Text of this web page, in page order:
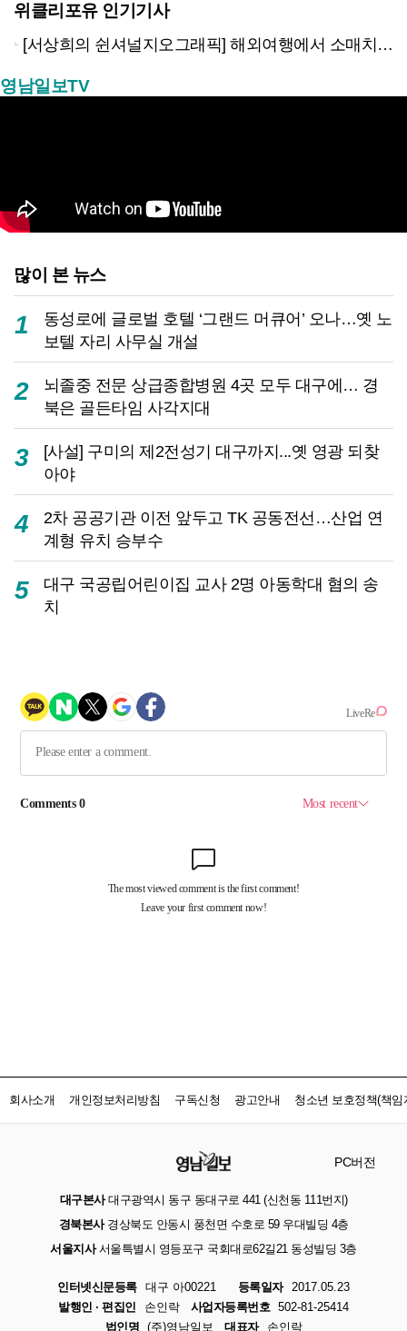
위클리포유 인기기사
[서상희의 쉰셔널지오그래픽] 해외여행에서 소매치기 당하지 않는 다섯가지 방법
영남일보TV
많이 본 뉴스
1
동성로에 글로벌 호텔 ‘그랜드 머큐어’ 오나…옛 노
보텔 자리 사무실 개설
2
뇌졸중 전문 상급종합병원 4곳 모두 대구에… 경
북은 골든타임 사각지대
3
[사설] 구미의 제2전성기 대구까지...옛 영광 되찾
아야
4
2차 공공기관 이전 앞두고 TK 공동전선…산업 연
계형 유치 승부수
5
대구 국공립어린이집 교사 2명 아동학대 혐의 송
치
회사소개 개인정보처리방침 구독신청 광고안내 청소년 보호정책(책임
PC버전
대구본사대구광역시 동구 동대구로 441 (신천동 111번지)
경북본사경상북도 안동시 풍천면 수호로 59 우대빌딩 4층
서울지사서울특별시 영등포구 국회대로62길21 동성빌딩 3층
인터넷신문등록 대구 아00221 등록일자
2017.05.23
발행인 · 편집인
손인락 사업자등록번호 502-81-25414
법인명 (주)영남일보 대표자 손인락